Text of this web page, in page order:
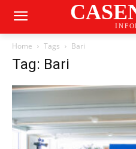
Home Tags Bari
Tag: Bari